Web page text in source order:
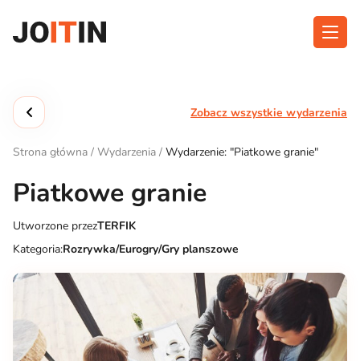
treści
Funkcjonalność
Kontakt
Zobacz wszystkie wydarzenia
Strona główna / Wydarzenia / Wydarzenie: "Piatkowe granie"
Piatkowe granie
Utworzone przezTERFIK
Kategoria:Rozrywka/Eurogry/Gry planszowe